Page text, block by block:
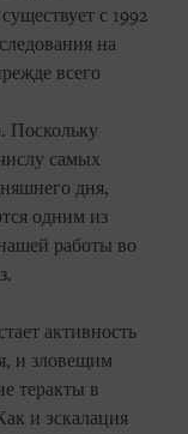
с 1992
на
всего
Поскольку
самых
дня,
одним из
работы во
активность
и зловещим
теракты в
и эскалация